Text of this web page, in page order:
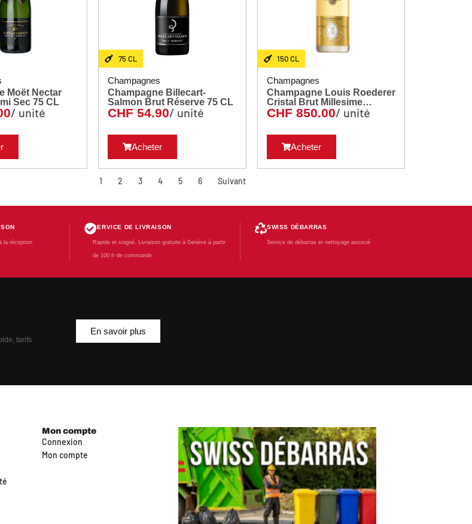
Moët Nectar
Impérial Demi Sec 75 CL
/ unité
75 CL
Champagnes
Champagne Billecart-
Salmon Brut Réserve 75 CL
CHF 54.90/ unité
Acheter
150 CL
Champagnes
Champagne Louis Roederer
Cristal Brut Millesime
Caisse Bois 150 CL
CHF 850.00/ unité
Acheter
1 2 3 4 5 6 Suivant
la réception
SERVICE DE LIVRAISON
Rapide et soigné. Livraison gratuite à Genève à partir
de 100 fr de commande
SWISS DÉBARRAS
Service de débarras et nettoyage associé
tarifs
En savoir plus
Mon compte
Connexion
Mon compte